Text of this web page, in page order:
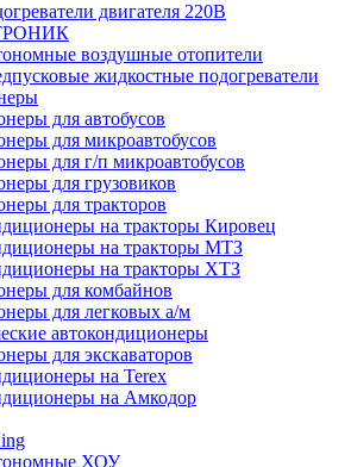
двигателя 220В
воздушные отопители
жидкостные подогреватели
для автобусов
для микроавтобусов
для г/п микроавтобусов
для грузовиков
для тракторов
на тракторы Кировец
на тракторы МТЗ
на тракторы ХТЗ
для комбайнов
для легковых а/м
автокондиционеры
для экскаваторов
на Terex
на Амкодор
ХОУ